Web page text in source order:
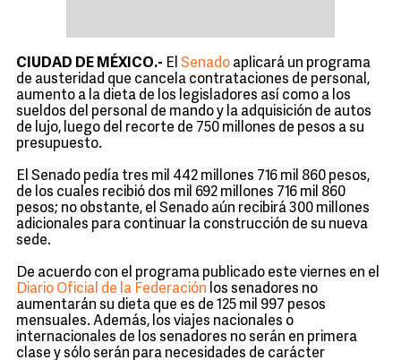
CIUDAD DE MÉXICO.- El Senado aplicará un programa
de austeridad que cancela contrataciones de personal,
aumento a la dieta de los legisladores así como a los
sueldos del personal de mando y la adquisición de autos
de lujo, luego del recorte de 750 millones de pesos a su
presupuesto.
El Senado pedía tres mil 442 millones 716 mil 860 pesos,
de los cuales recibió dos mil 692 millones 716 mil 860
pesos; no obstante, el Senado aún recibirá 300 millones
adicionales para continuar la construcción de su nueva
sede.
De acuerdo con el programa publicado este viernes en el
Diario Oficial de la Federación los senadores no
aumentarán su dieta que es de 125 mil 997 pesos
mensuales. Además, los viajes nacionales o
internacionales de los senadores no serán en primera
clase y sólo serán para necesidades de carácter